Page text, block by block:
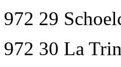
972 29
972 30 La